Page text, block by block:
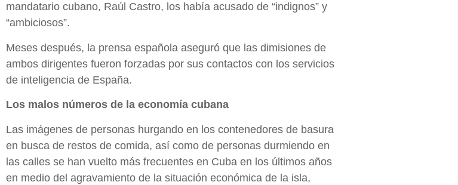
mandatario cubano, Raúl Castro, los había acusado de “indignos” y
“ambiciosos”.
Meses después, la prensa española aseguró que las dimisiones de
ambos dirigentes fueron forzadas por sus contactos con los servicios
de inteligencia de España.
Los malos números de la economía cubana
Las imágenes de personas hurgando en los contenedores de basura
en busca de restos de comida, así como de personas durmiendo en
las calles se han vuelto más frecuentes en Cuba en los últimos años
en medio del agravamiento de la situación económica de la isla,